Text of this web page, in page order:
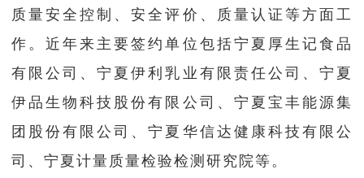
质量安全控制、安全评价、质量认证等方面工
作。近年来主要签约单位包括宁夏厚生记食品
有限公司、宁夏伊利乳业有限责任公司、宁夏
伊品生物科技股份有限公司、宁夏宝丰能源集
团股份有限公司、宁夏华信达健康科技有限公
司、宁夏计量质量检验检测研究院等。